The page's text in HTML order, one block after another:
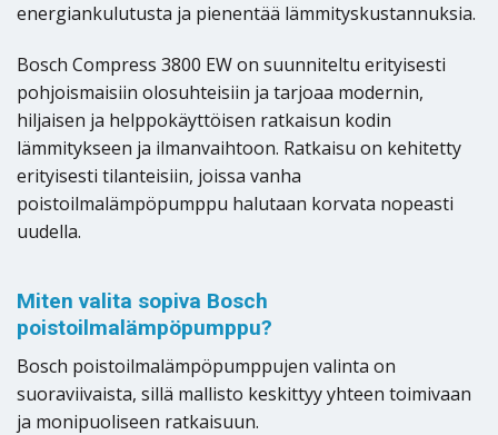
energiankulutusta ja pienentää lämmityskustannuksia.
Bosch Compress 3800 EW on suunniteltu erityisesti
pohjoismaisiin olosuhteisiin ja tarjoaa modernin,
hiljaisen ja helppokäyttöisen ratkaisun kodin
lämmitykseen ja ilmanvaihtoon. Ratkaisu on kehitetty
erityisesti tilanteisiin, joissa vanha
poistoilmalämpöpumppu halutaan korvata nopeasti
uudella.
Miten valita sopiva Bosch
poistoilmalämpöpumppu?
Bosch poistoilmalämpöpumppujen valinta on
suoraviivaista, sillä mallisto keskittyy yhteen toimivaan
ja monipuoliseen ratkaisuun.